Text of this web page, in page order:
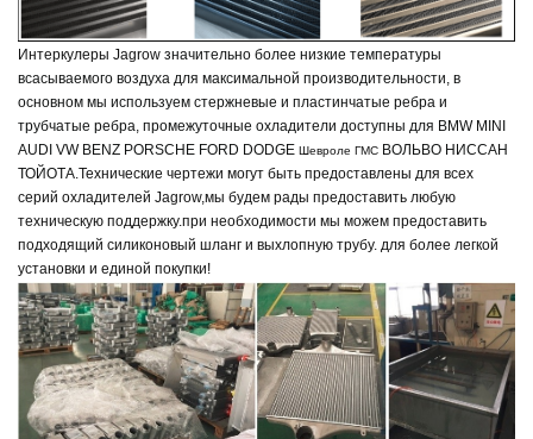
Интеркулеры Jagrow значительно более низкие температуры
всасываемого воздуха для максимальной производительности, в
основном мы используем стержневые и пластинчатые ребра и
трубчатые ребра, промежуточные охладители доступны для BMW MINI
AUDI VW BENZ PORSCHE FORD DODGE Шевроле ГМС ВОЛЬВО НИССАН
ТОЙОТА.Технические чертежи могут быть предоставлены для всех
серий охладителей Jagrow,мы будем рады предоставить любую
техническую поддержку.при необходимости мы можем предоставить
подходящий силиконовый шланг и выхлопную трубу. для более легкой
установки и единой покупки!